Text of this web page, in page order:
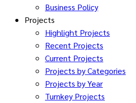
Business Policy
Projects
Highlight Projects
Recent Projects
Current Projects
Projects by Categories
Projects by Year
Turnkey Projects